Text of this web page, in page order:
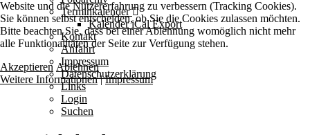
Terminkalender
Kalender iCal Export
Kontakt
Anfahrt
Impressum
Datenschutzerklärung
Links
Login
Suchen
Website und die Nutzererfahrung zu verbessern (Tracking Cookies).
Sie können selbst entscheiden, ob Sie die Cookies zulassen möchten.
Bitte beachten Sie, dass bei einer Ablehnung womöglich nicht mehr
alle Funktionalitäten der Seite zur Verfügung stehen.
Akzeptieren Ablehnen
Weitere Informationen|Impressum